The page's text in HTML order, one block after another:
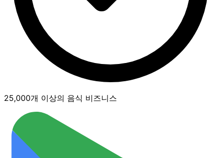
25,000개 이상의 음식 비즈니스